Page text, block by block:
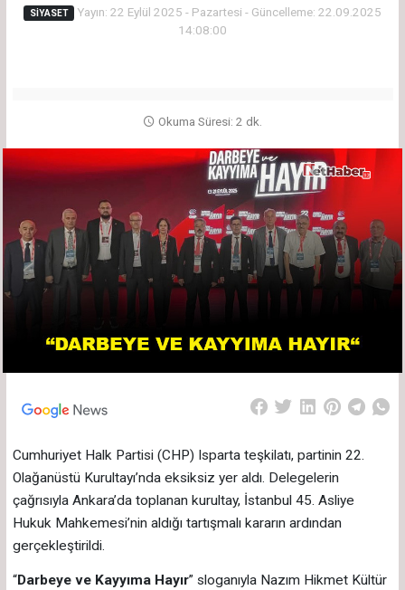
SIYASET
Yayın: 22 Eylül 2025 - Pazartesi - Güncelleme: 22.09.2025
14:08:00
Okuma Süresi: 2 dk.
Cumhuriyet Halk Partisi (CHP) Isparta teşkilatı, partinin 22.
Olağanüstü Kurultayı’nda eksiksiz yer aldı. Delegelerin
çağrısıyla Ankara’da toplanan kurultay, İstanbul 45. Asliye
Hukuk Mahkemesi’nin aldığı tartışmalı kararın ardından
gerçekleştirildi.
“Darbeye ve Kayyıma Hayır” sloganıyla Nazım Hikmet Kültür